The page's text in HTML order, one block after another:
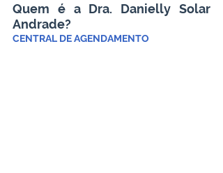
Quem é a Dra. Danielly Solar
Andrade?
CENTRAL DE AGENDAMENTO